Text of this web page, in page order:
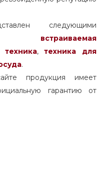
следующими
встраиваемая
,
техника для
.
продукция имеет
гарантию от